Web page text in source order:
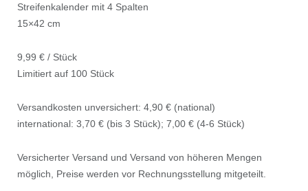
Streifenkalender mit 4 Spalten
15×42 cm
9,99 € / Stück
Limitiert auf 100 Stück
Versandkosten unversichert: 4,90 € (national)
international: 3,70 € (bis 3 Stück); 7,00 € (4-6 Stück)
Versicherter Versand und Versand von höheren Mengen
möglich, Preise werden vor Rechnungsstellung mitgeteilt.